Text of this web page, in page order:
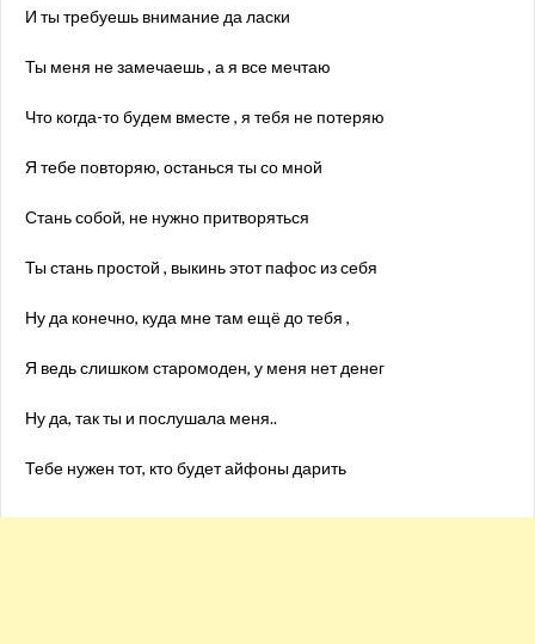
И ты требуешь внимание да ласки
Ты меня не замечаешь , а я все мечтаю
Что когда-то будем вместе , я тебя не потеряю
Я тебе повторяю, останься ты со мной
Стань собой, не нужно притворяться
Ты стань простой , выкинь этот пафос из себя
Ну да конечно, куда мне там ещё до тебя ,
Я ведь слишком старомоден, у меня нет денег
Ну да, так ты и послушала меня..
Тебе нужен тот, кто будет айфоны дарить